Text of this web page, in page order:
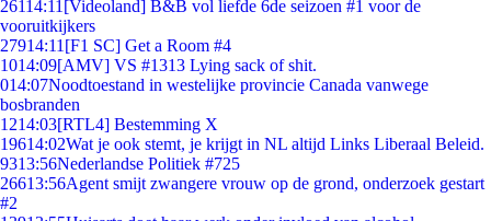
26114:11 [Videoland] B&B vol liefde 6de seizoen #1 voor de
vooruitkijkers
27914:11 [F1 SC] Get a Room #4
1014:09[AMV] VS #1313 Lying sack of shit.
014:07Noodtoestand in westelijke provincie Canada vanwege
bosbranden
1214:03[RTL4] Bestemming X
19614:02Wat je ook stemt, je krijgt in NL altijd Links Liberaal Beleid.
9313:56Nederlandse Politiek #725
26613:56Agent smijt zwangere vrouw op de grond, onderzoek gestart
#2